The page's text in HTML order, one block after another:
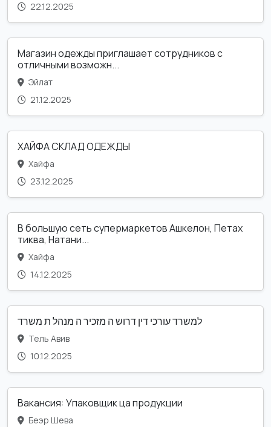
22.12.2025
Магазин одежды приглашает сотрудников с
отличными возможн...
Эйлат
21.12.2025
ХАЙФА СКЛАД ОДЕЖДЫ
Хайфа
23.12.2025
В большую сеть супермаркетов Ашкелон, Петах
тиква, Натани...
Хайфа
14.12.2025
למשרד עורכי דין דרוש ה מזכיר ה מנהל ת משרד
Тель Авив
10.12.2025
Вакансия: Упаковщик ца продукции
Беэр Шева